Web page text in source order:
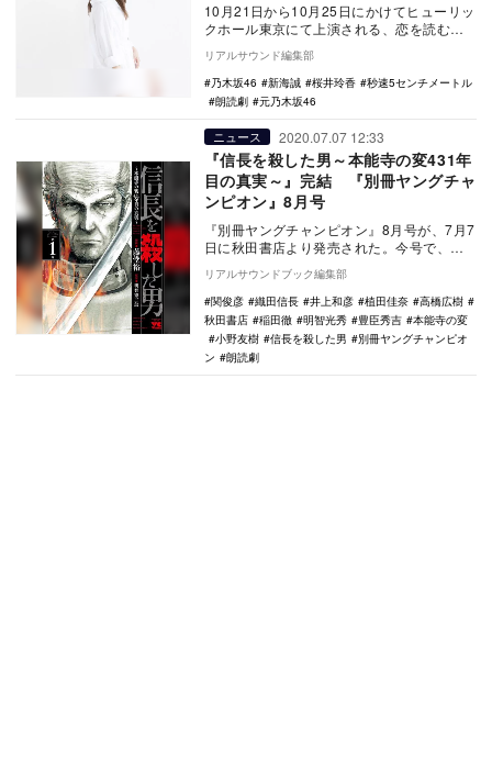
10月21日から10月25日にかけてヒューリッ
クホール東京にて上演される、恋を読む
vol.3『秒速5センチメートル』に桜井玲香
が…
リアルサウンド編集部
乃木坂46
新海誠 桜井玲香
秒速5センチメートル
朗読劇
元乃木坂46
ニュース 2020.07.07 12:33
『信長を殺した男～本能寺の変431年
目の真実～』完結 『別冊ヤングチャ
ンピオン』8月号
『別冊ヤングチャンピオン』8月号が、7月7
日に秋田書店より発売された。今号で、人
気連載『信長を殺した男～本能寺の変431年
目の真…
リアルサウンドブック編集部
関俊彦
織田信長 井上和彦 植田佳奈
高橋広樹
秋田書店
稲田徹 明智光秀 豊臣秀吉
本能寺の変
小野友樹
信長を殺した男
別冊ヤングチャンピオ
ン
朗読劇